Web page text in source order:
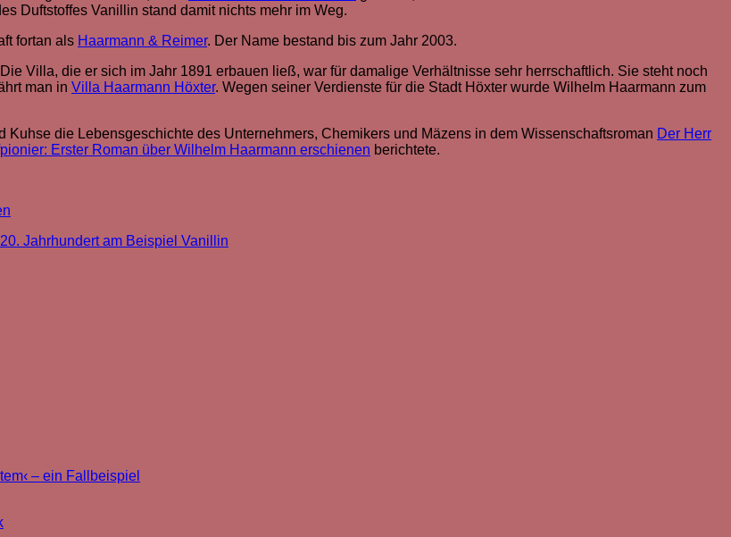
Duftstoffes Vanillin stand damit nichts mehr im Weg.
fortan als Haarmann & Reimer. Der Name bestand bis zum Jahr 2003.
Villa, die er sich im Jahr 1891 erbauen ließ, war für damalige Verhältnisse sehr herrschaftlich. Sie steht noch
man in Villa Haarmann Höxter. Wegen seiner Verdienste für die Stadt Höxter wurde Wilhelm Haarmann zum
die Lebensgeschichte des Unternehmers, Chemikers und Mäzens in dem Wissenschaftsroman Der Herr
Erster Roman über Wilhelm Haarmann erschienen berichtete.
Jahrhundert am Beispiel Vanillin
– ein Fallbeispiel